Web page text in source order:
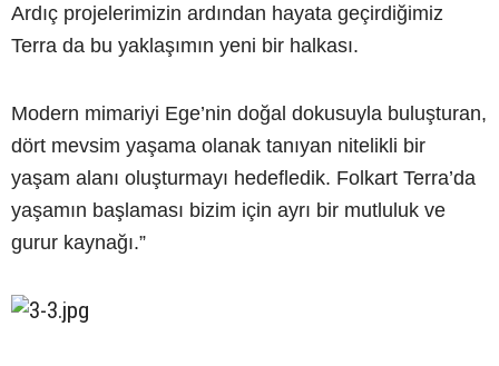
Ardıç projelerimizin ardından hayata geçirdiğimiz
Terra da bu yaklaşımın yeni bir halkası.
Modern mimariyi Ege’nin doğal dokusuyla buluşturan,
dört mevsim yaşama olanak tanıyan nitelikli bir
yaşam alanı oluşturmayı hedefledik. Folkart Terra’da
yaşamın başlaması bizim için ayrı bir mutluluk ve
gurur kaynağı.”